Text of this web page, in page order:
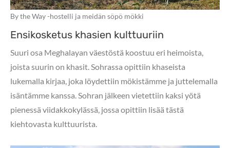
By the Way -hostelli ja meidän söpö mökki
Ensikosketus khasien kulttuuriin
Suuri osa Meghalayan väestöstä koostuu eri heimoista,
joista suurin on khasit. Sohrassa opittiin khaseista
lukemalla kirjaa, joka löydettiin mökistämme ja juttelemalla
isäntämme kanssa. Sohran jälkeen vietettiin kaksi yötä
pienessä viidakkokylässä, jossa opittiin lisää tästä
kiehtovasta kulttuurista.